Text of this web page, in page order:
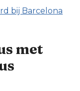
bij Barcelona
met